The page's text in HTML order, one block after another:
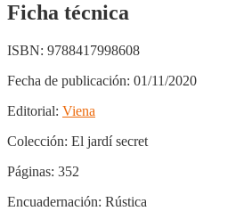
Ficha técnica
ISBN: 9788417998608
Fecha de publicación: 01/11/2020
Editorial: Viena
Colección: El jardí secret
Páginas: 352
Encuadernación: Rústica